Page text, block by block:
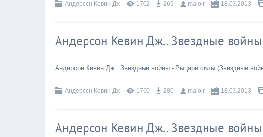
Андерсон Кевин Дж 1702 269 maloir 18.03.2013
Андерсон Кевин Дж.. Звездные
Андерсон Кевин Дж.. Звездные войны - Рыцари силы (Звездные
Андерсон Кевин Дж 1760 280 maloir 18.03.2013
Андерсон Кевин Дж.. Звездные